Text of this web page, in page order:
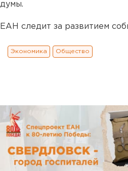
думы.
ЕАН следит за развитием
Экономика Общество